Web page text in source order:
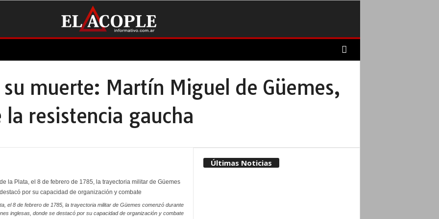
muerte: Martín Miguel de Güemes,
resistencia gaucha
el 8 de febrero de 1785, la trayectoria militar de Güemes comenzó durante
inglesas, donde se destacó por su capacidad de organización y combate
Últimas Noticias